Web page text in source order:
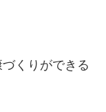
くりができる